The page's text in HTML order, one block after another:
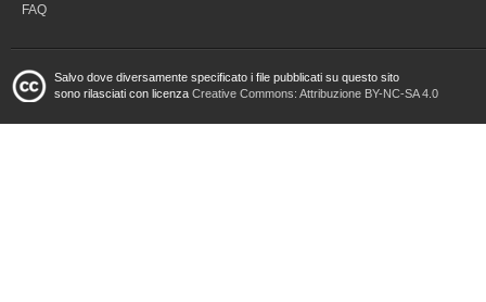
FAQ
Salvo dove diversamente specificato i file pubblicati su questo sito
sono rilasciati con licenza Creative Commons: Attribuzione BY-NC-SA 4.0